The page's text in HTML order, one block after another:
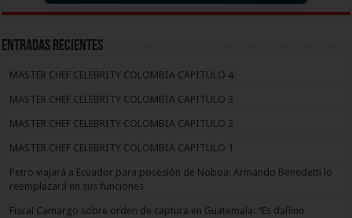
Entradas recientes
MASTER CHEF CELEBRITY COLOMBIA CAPITULO 4
MASTER CHEF CELEBRITY COLOMBIA CAPITULO 3
MASTER CHEF CELEBRITY COLOMBIA CAPITULO 2
MASTER CHEF CELEBRITY COLOMBIA CAPITULO 1
Petro viajará a Ecuador para posesión de Noboa: Armando Benedetti lo
reemplazará en sus funciones
Fiscal Camargo sobre orden de captura en Guatemala: “Es dañino